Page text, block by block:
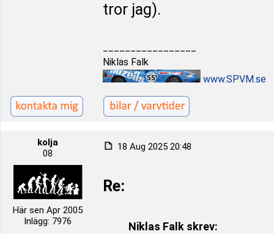
tror jag).
Niklas Falk
www.SPVM.se
kolja
08
Här sen Apr 2005
Inlägg: 7976
18 Aug 2025 20:48
Re:
Niklas Falk skrev: